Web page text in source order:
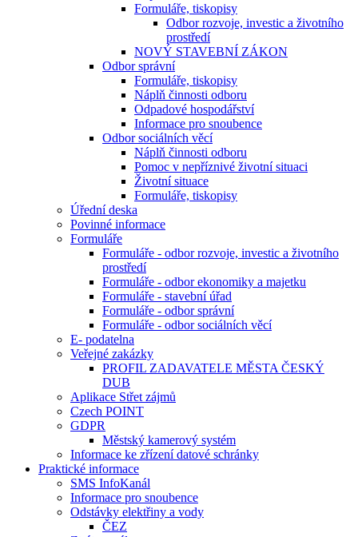
Formuláře, tiskopisy
Odbor rozvoje, investic a životního
prostředí
NOVÝ STAVEBNÍ ZÁKON
Odbor správní
Formuláře, tiskopisy
Náplň činnosti odboru
Odpadové hospodářství
Informace pro snoubence
Odbor sociálních věcí
Náplň činnosti odboru
Pomoc v nepříznivé životní situaci
Životní situace
Formuláře, tiskopisy
Úřední deska
Povinné informace
Formuláře
Formuláře - odbor rozvoje, investic a životního
prostředí
Formuláře - odbor ekonomiky a majetku
Formuláře - stavební úřad
Formuláře - odbor správní
Formuláře - odbor sociálních věcí
E- podatelna
Veřejné zakázky
PROFIL ZADAVATELE MĚSTA ČESKÝ
DUB
Aplikace Střet zájmů
Czech POINT
GDPR
Městský kamerový systém
Informace ke zřízení datové schránky
Praktické informace
SMS InfoKanál
Informace pro snoubence
Odstávky elektřiny a vody
ČEZ